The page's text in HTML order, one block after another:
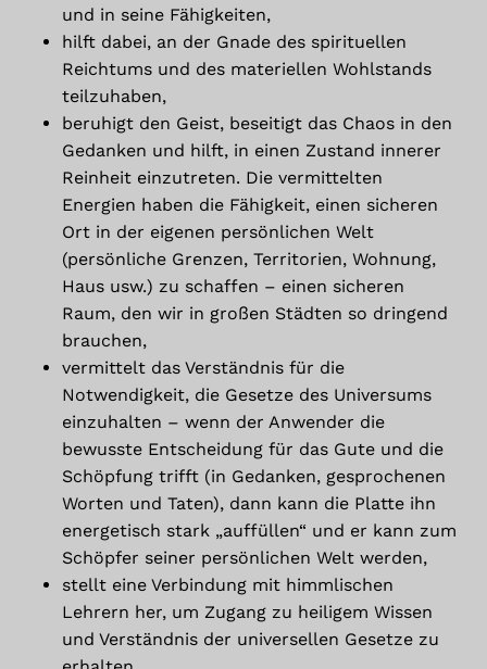
und in seine Fähigkeiten,
hilft dabei, an der Gnade des spirituellen
Reichtums und des materiellen Wohlstands
teilzuhaben,
beruhigt den Geist, beseitigt das Chaos in den
Gedanken und hilft, in einen Zustand innerer
Reinheit einzutreten. Die vermittelten
Energien haben die Fähigkeit, einen sicheren
Ort in der eigenen persönlichen Welt
(persönliche Grenzen, Territorien, Wohnung,
Haus usw.) zu schaffen – einen sicheren
Raum, den wir in großen Städten so dringend
brauchen,
vermittelt das Verständnis für die
Notwendigkeit, die Gesetze des Universums
einzuhalten – wenn der Anwender die
bewusste Entscheidung für das Gute und die
Schöpfung trifft (in Gedanken, gesprochenen
Worten und Taten), dann kann die Platte ihn
energetisch stark „auffüllen“ und er kann zum
Schöpfer seiner persönlichen Welt werden,
stellt eine Verbindung mit himmlischen
Lehrern her, um Zugang zu heiligem Wissen
und Verständnis der universellen Gesetze zu